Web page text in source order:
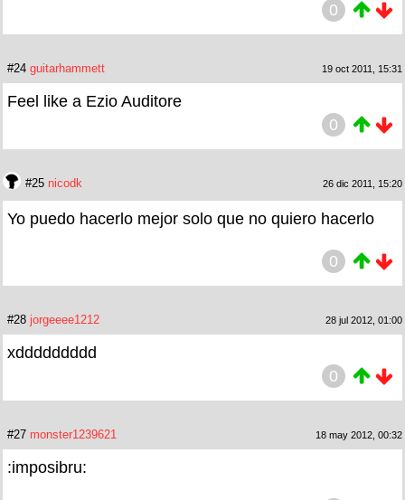
0
#24 guitarhammett 19 oct 2011, 15:31
Feel like a Ezio Auditore
0
#25 nicodk 26 dic 2011, 15:20
Yo puedo hacerlo mejor solo que no quiero hacerlo
0
#28 jorgeeee1212 28 jul 2012, 01:00
xddddddddd
0
#27 monster1239621 18 may 2012, 00:32
:imposibru: